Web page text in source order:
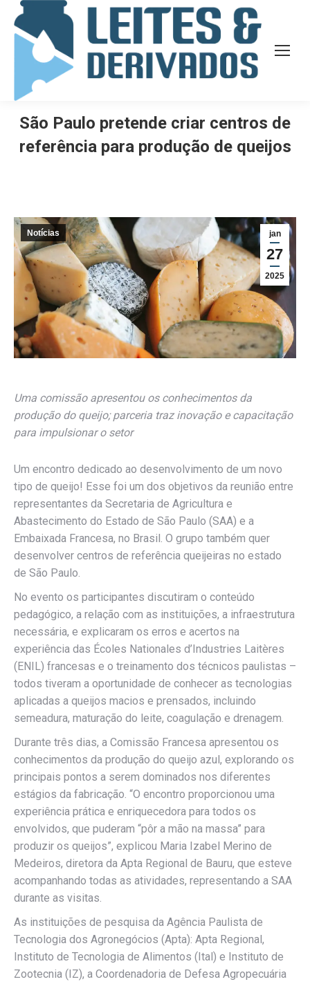
São Paulo pretende criar centros de
referência para produção de queijos
jan
27
2025
Notícias
Uma comissão apresentou os conhecimentos da
produção do queijo; parceria traz inovação e capacitação
para impulsionar o setor
Um encontro dedicado ao desenvolvimento de um novo
tipo de queijo! Esse foi um dos objetivos da reunião entre
representantes da Secretaria de Agricultura e
Abastecimento do Estado de São Paulo (SAA) e a
Embaixada Francesa, no Brasil. O grupo também quer
desenvolver centros de referência queijeiras no estado
de São Paulo.
No evento os participantes discutiram o conteúdo
pedagógico, a relação com as instituições, a infraestrutura
necessária, e explicaram os erros e acertos na
experiência das Écoles Nationales d’Industries Laitères
(ENIL) francesas e o treinamento dos técnicos paulistas –
todos tiveram a oportunidade de conhecer as tecnologias
aplicadas a queijos macios e prensados, incluindo
semeadura, maturação do leite, coagulação e drenagem.
Durante três dias, a Comissão Francesa apresentou os
conhecimentos da produção do queijo azul, explorando os
principais pontos a serem dominados nos diferentes
estágios da fabricação. “O encontro proporcionou uma
experiência prática e enriquecedora para todos os
envolvidos, que puderam “pôr a mão na massa” para
produzir os queijos”, explicou Maria Izabel Merino de
Medeiros, diretora da Apta Regional de Bauru, que esteve
acompanhando todas as atividades, representando a SAA
durante as visitas.
As instituições de pesquisa da Agência Paulista de
Tecnologia dos Agronegócios (Apta): Apta Regional,
Instituto de Tecnologia de Alimentos (Ital) e Instituto de
Zootecnia (IZ), a Coordenadoria de Defesa Agropecuária